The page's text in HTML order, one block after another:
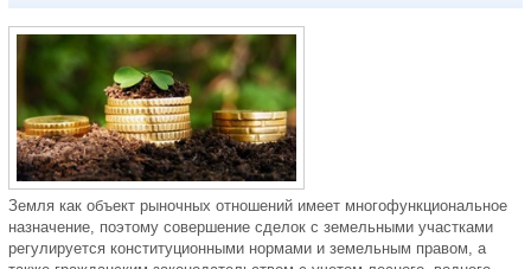
Земля как объект рыночных отношений имеет многофункциональное
назначение, поэтому совершение сделок с земельными участками
регулируется конституционными нормами и земельным правом, а